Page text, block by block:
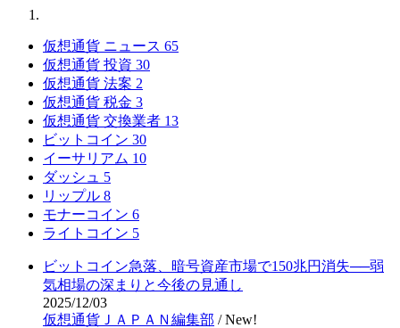
仮想通貨 ニュース 65
仮想通貨 投資 30
仮想通貨 法案 2
仮想通貨 税金 3
仮想通貨 交換業者 13
ビットコイン 30
イーサリアム 10
ダッシュ 5
リップル 8
モナーコイン 6
ライトコイン 5
ビットコイン急落、暗号資産市場で150兆円消失──弱
気相場の深まりと今後の見通し
2025/12/03
仮想通貨ＪＡＰＡＮ編集部 /New!